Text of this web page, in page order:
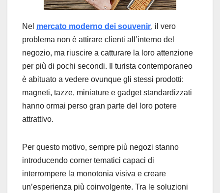
Nel mercato moderno dei souvenir, il vero
problema non è attirare clienti all’interno del
negozio, ma riuscire a catturare la loro attenzione
per più di pochi secondi. Il turista contemporaneo
è abituato a vedere ovunque gli stessi prodotti:
magneti, tazze, miniature e gadget standardizzati
hanno ormai perso gran parte del loro potere
attrattivo.
Per questo motivo, sempre più negozi stanno
introducendo corner tematici capaci di
interrompere la monotonia visiva e creare
un’esperienza più coinvolgente. Tra le soluzioni